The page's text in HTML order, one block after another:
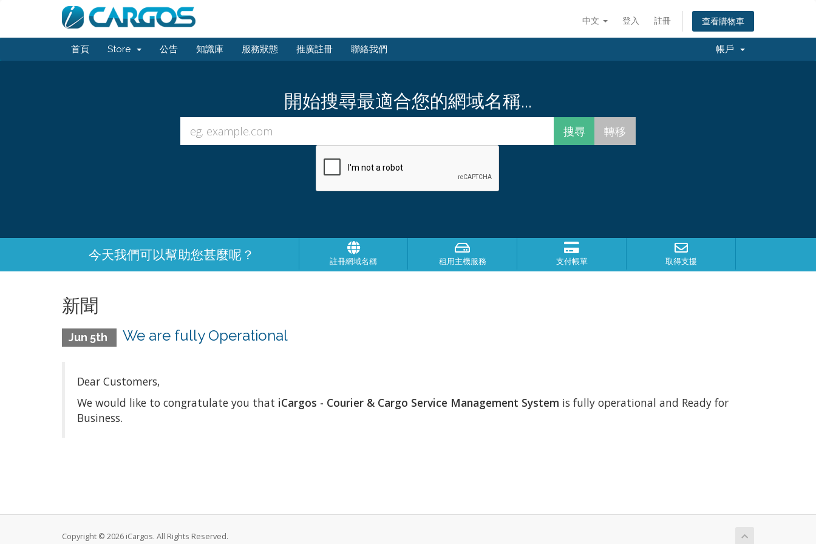
中文 登入 註冊 查看購物車
首頁 Store 公告 知識庫 服務狀態 推廣註冊 聯絡我們 帳戶
開始搜尋最適合您的網域名稱...
今天我們可以幫助您甚麼呢？ 註冊網域名稱 租用主機服務 支付帳單 取得支援
新聞
Jun 5th We are fully Operational
Dear Customers,
We would like to congratulate you that iCargos - Courier & Cargo Service Management System is fully operational and Ready for
Business.
Copyright © 2026 iCargos. All Rights Reserved.